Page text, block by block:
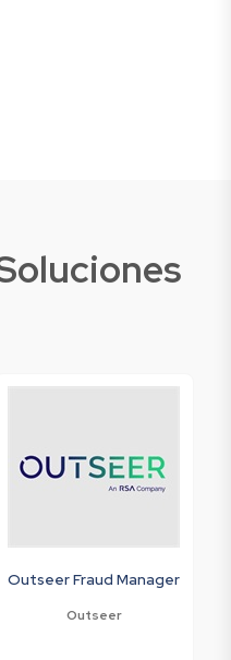
Outseer Fraud Manager
Outseer